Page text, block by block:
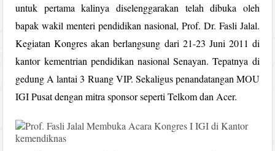
untuk pertama kalinya diselenggarakan telah dibuka oleh
bapak wakil menteri pendidikan nasional, Prof. Dr. Fasli Jalal.
Kegiatan Kongres akan berlangsung dari 21-23 Juni 2011 di
kantor kementrian pendidikan nasional Senayan. Tepatnya di
gedung A lantai 3 Ruang VIP. Sekaligus penandatangan MOU
IGI Pusat dengan mitra sponsor seperti Telkom dan Acer.